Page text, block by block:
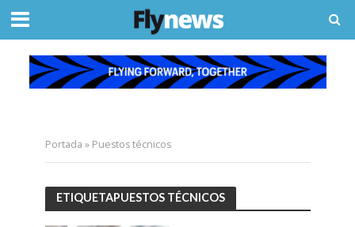
Portada » Puestos técnicos
ETIQUETAPUESTOS TÉCNICOS